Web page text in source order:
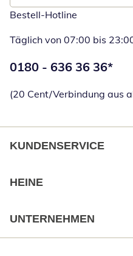
Bestell-Hotline
Täglich von 07:00 bis
Telefonnummer:
0180 - 636 36 36*
(20 Cent/Verbindung aus
KUNDENSERVICE
HEINE
UNTERNEHMEN